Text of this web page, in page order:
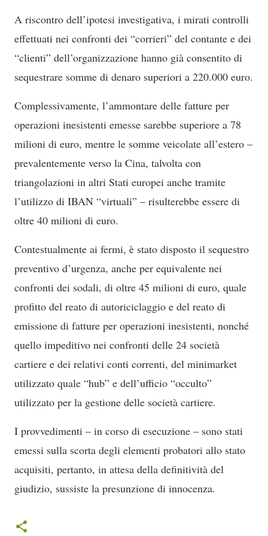
A riscontro dell’ipotesi investigativa, i mirati controlli
effettuati nei confronti dei “corrieri” del contante e dei
“clienti” dell’organizzazione hanno già consentito di
sequestrare somme di denaro superiori a 220.000 euro.
Complessivamente, l’ammontare delle fatture per
operazioni inesistenti emesse sarebbe superiore a 78
milioni di euro, mentre le somme veicolate all’estero –
prevalentemente verso la Cina, talvolta con
triangolazioni in altri Stati europei anche tramite
l’utilizzo di IBAN “virtuali” – risulterebbe essere di
oltre 40 milioni di euro.
Contestualmente ai fermi, è stato disposto il sequestro
preventivo d’urgenza, anche per equivalente nei
confronti dei sodali, di oltre 45 milioni di euro, quale
profitto del reato di autoriciclaggio e del reato di
emissione di fatture per operazioni inesistenti, nonché
quello impeditivo nei confronti delle 24 società
cartiere e dei relativi conti correnti, del minimarket
utilizzato quale “hub” e dell’ufficio “occulto”
utilizzato per la gestione delle società cartiere.
I provvedimenti – in corso di esecuzione – sono stati
emessi sulla scorta degli elementi probatori allo stato
acquisiti, pertanto, in attesa della definitività del
giudizio, sussiste la presunzione di innocenza.